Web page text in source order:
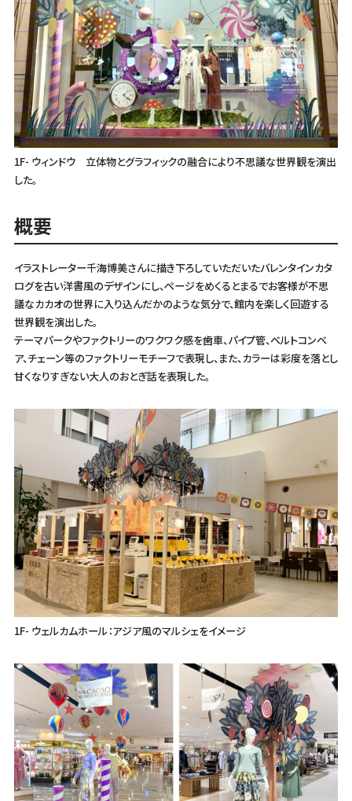
1F- ウィンドウ 立体物とグラフィックの融合により不思議な世界観を演出
した。
概要
イラストレーター千海博美さんに描き下ろしていただいたバレンタインカタ
ログを古い洋書風のデザインにし、ページをめくるとまるでお客様が不思
議なカカオの世界に入り込んだかのような気分で、館内を楽しく回遊する
世界観を演出した。
テーマパークやファクトリーのワクワク感を歯車、パイプ管、ベルトコンベ
ア、チェーン等のファクトリーモチーフで表現し、また、カラーは彩度を落とし
甘くなりすぎない大人のおとぎ話を表現した。
1F- ウェルカムホール：アジア風のマルシェをイメージ